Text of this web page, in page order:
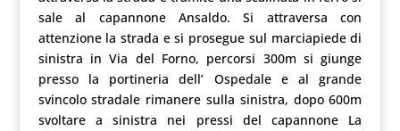
sale al capannone Ansaldo. Si attraversa con
attenzione la strada e si prosegue sul marciapiede di
sinistra in Via del Forno, percorsi 300m si giunge
presso la portineria dell’ Ospedale e al grande
svincolo stradale rimanere sulla sinistra, dopo 600m
svoltare a sinistra nei pressi del capannone La